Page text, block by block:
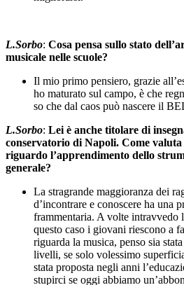
L.Sorbo: Cosa pensa sullo stato
musicale nelle scuole?
Il mio primo pensiero, grazie
ho maturato sul campo, è che
so che dal caos può nascere il
L.Sorbo: Lei è anche titolare di
conservatorio di Napoli. Come
riguardo l’apprendimento dello
generale?
La stragrande maggioranza dei
d’incontrare e conoscere ha una
frammentaria. A volte intravvedo
questo caso i giovani riescono a
riguarda la musica, penso sia
livelli, se solo volessimo
stata proposta negli anni
stupirci se oggi abbiamo